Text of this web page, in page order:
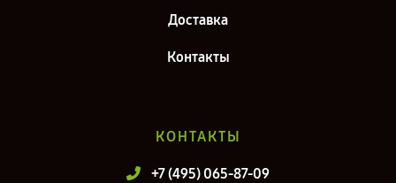
Доставка
Контакты
КОНТАКТЫ
+7 (495) 065-87-09